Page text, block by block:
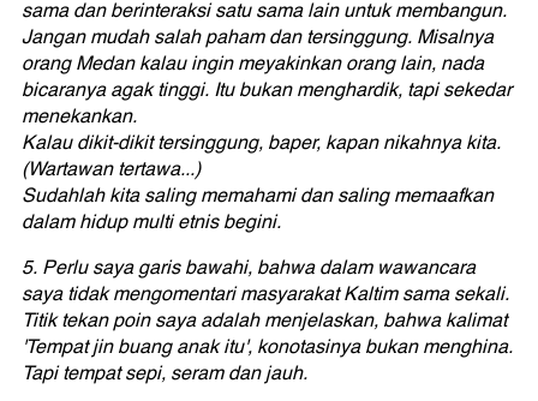
sama dan berinteraksi satu sama lain untuk membangun.
Jangan mudah salah paham dan tersinggung. Misalnya
orang Medan kalau ingin meyakinkan orang lain, nada
bicaranya agak tinggi. Itu bukan menghardik, tapi sekedar
menekankan.
Kalau dikit-dikit tersinggung, baper, kapan nikahnya kita.
(Wartawan tertawa...)
Sudahlah kita saling memahami dan saling memaafkan
dalam hidup multi etnis begini.
5. Perlu saya garis bawahi, bahwa dalam wawancara
saya tidak mengomentari masyarakat Kaltim sama sekali.
Titik tekan poin saya adalah menjelaskan, bahwa kalimat
'Tempat jin buang anak itu', konotasinya bukan menghina.
Tapi tempat sepi, seram dan jauh.